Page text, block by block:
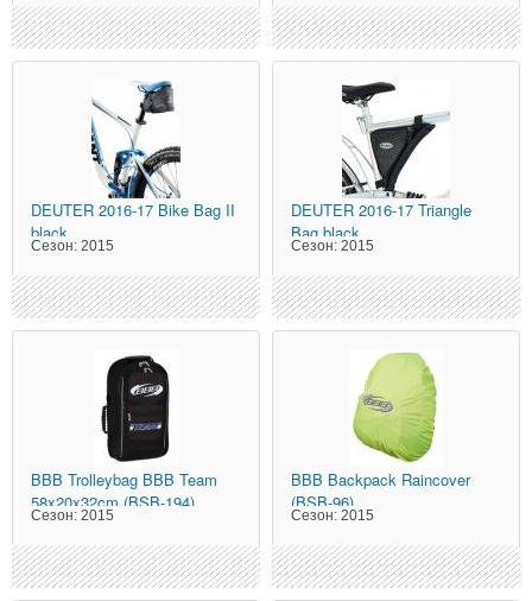
DEUTER 2016-17 Bike Bag II
black
Сезон: 2015
DEUTER 2016-17 Triangle
Bag black
Сезон: 2015
BBB Trolleybag BBB Team
58x20x32cm (BSB-194)
Сезон: 2015
BBB Backpack Raincover
(BSB-96)
Сезон: 2015